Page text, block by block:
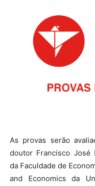
As provas serão
doutor Francisco José
da Faculdade de
and Economics da